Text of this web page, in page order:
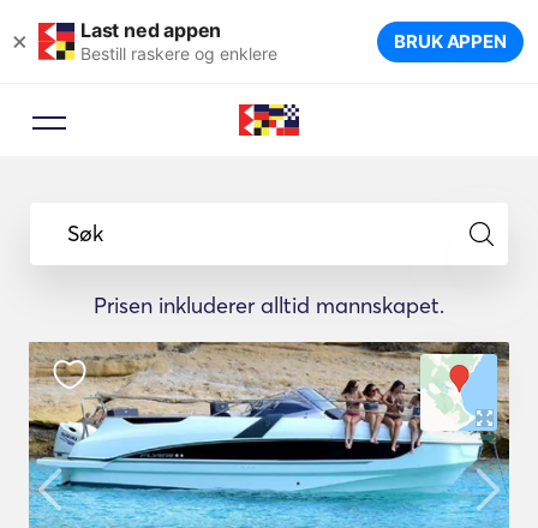
× Last ned appen
Bestill raskere og enklere BRUK APPEN
Søk
Prisen inkluderer alltid mannskapet.